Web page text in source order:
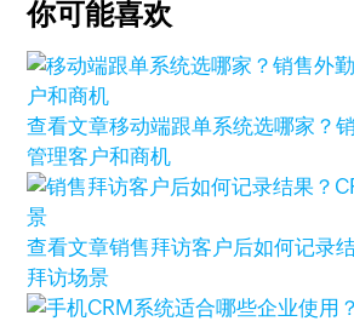
你可能喜欢
查看文章移动端跟单系统选哪家？
管理客户和商机
查看文章销售拜访客户后如何记录
拜访场景